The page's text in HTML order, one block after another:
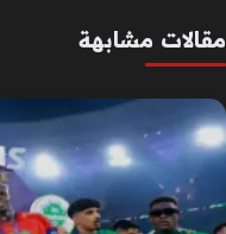
مقالات مشابهة